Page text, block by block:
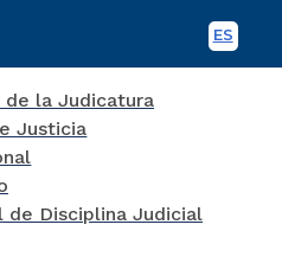
ES